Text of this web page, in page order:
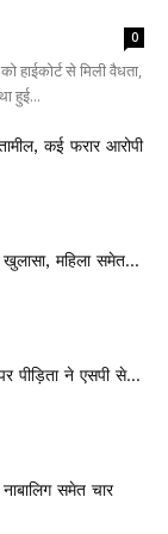
0
हाईकोर्ट से मिली वैधता,
हुई...
कई फरार आरोपी
खुलासा, महिला समेत...
पीड़िता ने एसपी से...
समेत चार